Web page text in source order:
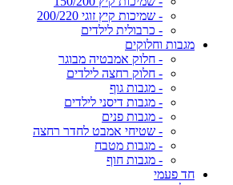
- שמיכות קיץ זוגי 200/220
- כרבולית לילדים
מגבות וחלוקים
- חלוק אמבטיה מבוגר
- חלוק רחצה לילדים
- מגבות גוף
- מגבות דיסני לילדים
- מגבות פנים
- שטיחי אמבט לחדר רחצה
- מגבות מטבח
- מגבות חוף
חד פעמי